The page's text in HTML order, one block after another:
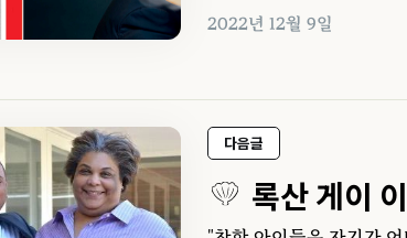
2022년 12월 9일
다음글
록산 게이